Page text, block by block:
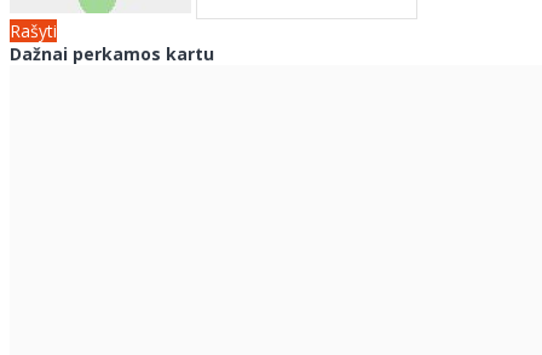
Rašyti
Dažnai perkamos kartu